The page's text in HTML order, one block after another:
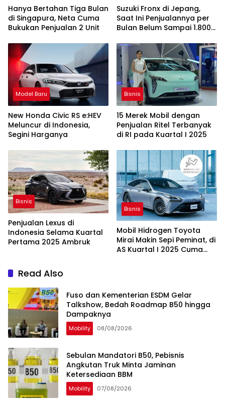
Hanya Bertahan Tiga Bulan
di Singapura, Neta Cuma
Bukukan Penjualan 2 Unit
Suzuki Fronx di Jepang,
Saat Ini Penjualannya per
Bulan Belum Sampai 1.800
Model Baru
New Honda Civic RS e:HEV
Meluncur di Indonesia,
Segini Harganya
Bisnis
15 Merek Mobil dengan
Penjualan Ritel Terbanyak
di RI pada Kuartal I 2025
Bisnis
Penjualan Lexus di
Indonesia Selama Kuartal
Pertama 2025 Ambruk
Bisnis
Mobil Hidrogen Toyota
Mirai Makin Sepi Peminat, di
AS Kuartal I 2025 Cuma
Read Also
Fuso dan Kementerian ESDM Gelar
Talkshow, Bedah Roadmap B50 hingga
Dampaknya
Mobility 08/08/2026
Sebulan Mandatori B50, Pebisnis
Angkutan Truk Minta Jaminan
Ketersediaan BBM
Mobility 07/08/2026